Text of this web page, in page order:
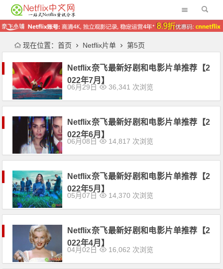
现在位置： 首页 Netflix片单 第5页
Netflix奈飞最新好剧和电影片单推荐【2
022年7月】
06月29日 36,341 次浏览
Netflix奈飞最新好剧和电影片单推荐【2
022年6月】
06月08日 14,817 次浏览
Netflix奈飞最新好剧和电影片单推荐【2
022年5月】
05月07日 14,370 次浏览
Netflix奈飞最新好剧和电影片单推荐【2
022年4月】
04月02日 16,062 次浏览